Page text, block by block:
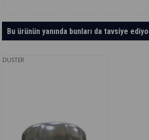
Bu ürünün yanında bunları da tavsiye
DUSTER